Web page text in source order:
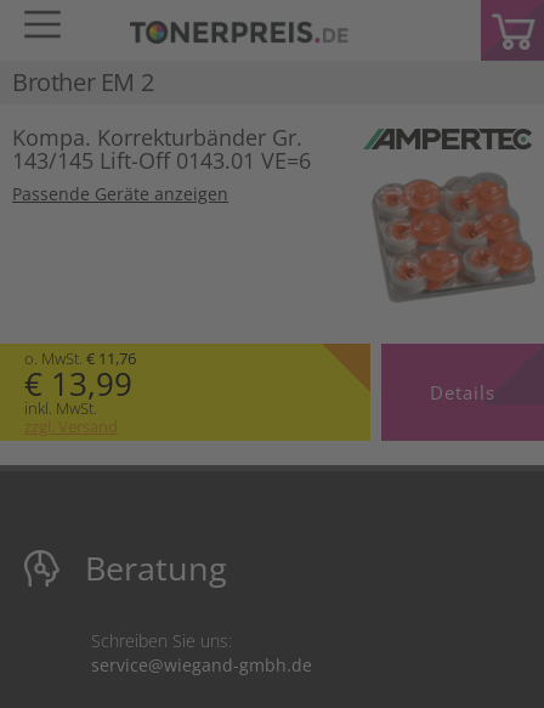
Brother EM 2
Kompa. Korrekturbänder Gr.
143/145 Lift-Off 0143.01 VE=6
Passende Geräte anzeigen
o. MwSt. € 11,76
€ 13,99
inkl. MwSt.
zzgl. Versand
Details
Beratung
Schreiben Sie uns:
service@wiegand-gmbh.de